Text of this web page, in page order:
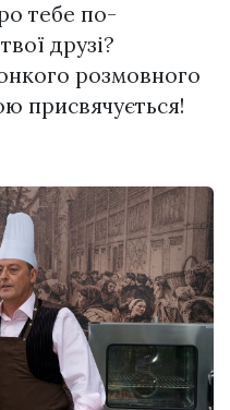
тебе по-
друзі?
розмовного
присвячується!